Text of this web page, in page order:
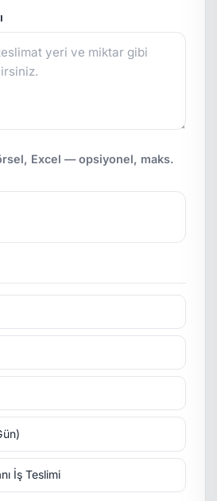
Excel — opsiyonel, maks.
İş Teslimi